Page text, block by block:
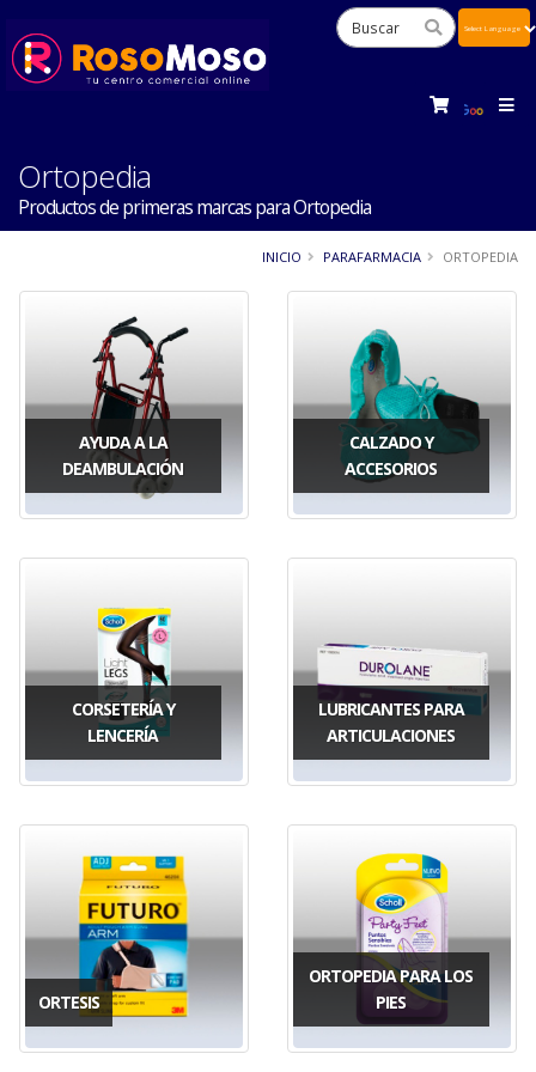
Ortopedia
Productos de primeras marcas para Ortopedia
INICIO PARAFARMACIA ORTOPEDIA
AYUDA A LA
DEAMBULACIÓN
CALZADO Y
ACCESORIOS
CORSETERÍA Y
LENCERÍA
LUBRICANTES PARA
ARTICULACIONES
ORTESIS
ORTOPEDIA PARA LOS
PIES